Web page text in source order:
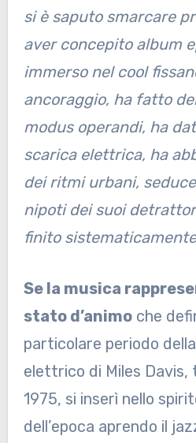
si è saputo smarcare
aver concepito album
immerso nel cool
ancoraggio, ha fatto
modus operandi, ha
scarica elettrica, ha
dei ritmi urbani,
nipoti dei suoi
finito
Se la musica
stato d’animoche
particolare periodo
elettrico di Miles Davis,
1975, si inserì nello
dell’epoca aprendo il